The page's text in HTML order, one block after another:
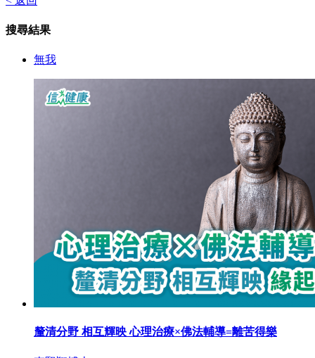
搜尋結果
無我
釐清分野 相互輝映 心理治療×佛法輔導=離苦得樂